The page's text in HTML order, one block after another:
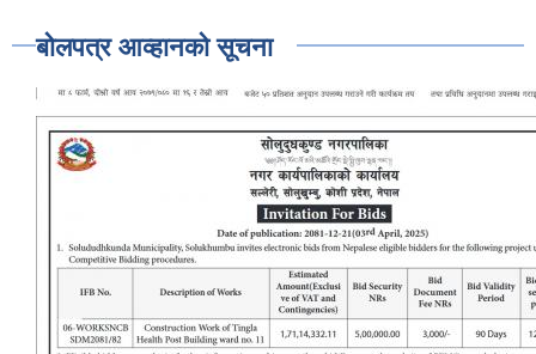
बोलपत्र आव्हानको सूचना